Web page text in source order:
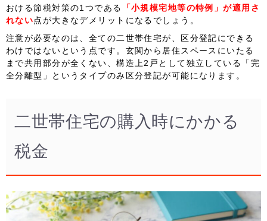
おける節税対策の1つである
「小規模宅地等の特例」が適用さ
れない点が大きなデメリットになるでしょう。
注意が必要なのは、全ての二世帯住宅が、区分登記にできる
わけではないという点です。玄関から居住スペースにいたる
まで共用部分が全くない、構造上2戸として独立している「 完
全分離型 」というタイプのみ区分登記が可能になります。
二世帯住宅の購入時にかかる
税金